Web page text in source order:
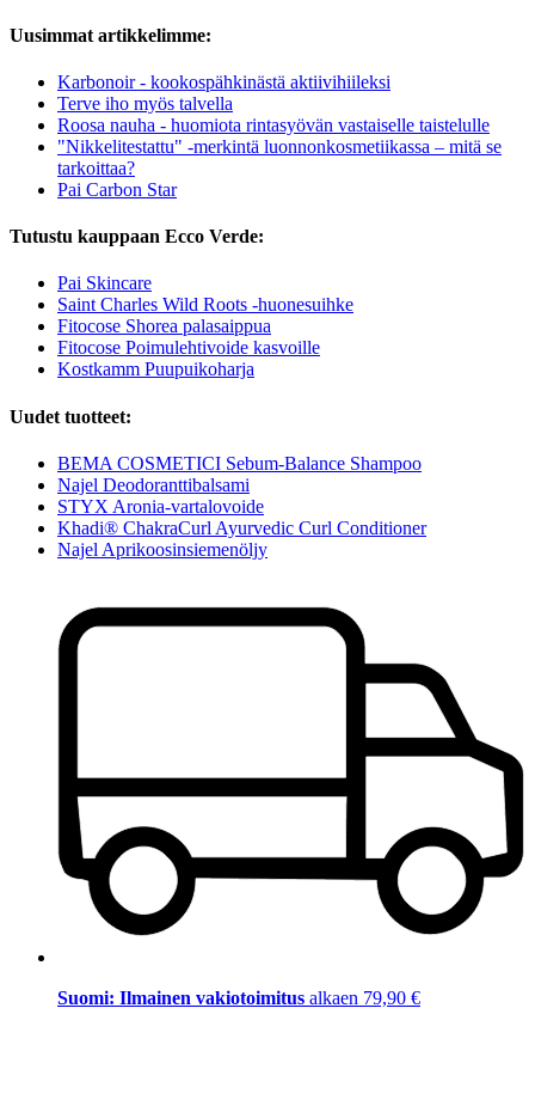
Uusimmat artikkelimme:
Karbonoir - kookospähkinästä aktiivihiileksi
Terve iho myös talvella
Roosa nauha - huomiota rintasyövän vastaiselle taistelulle
"Nikkelitestattu" -merkintä luonnonkosmetiikassa – mitä se
tarkoittaa?
Pai Carbon Star
Tutustu kauppaan Ecco Verde:
Pai Skincare
Saint Charles Wild Roots -huonesuihke
Fitocose Shorea palasaippua
Fitocose Poimulehtivoide kasvoille
Kostkamm Puupuikoharja
Uudet tuotteet:
BEMA COSMETICI Sebum-Balance Shampoo
Najel Deodoranttibalsami
STYX Aronia-vartalovoide
Khadi® ChakraCurl Ayurvedic Curl Conditioner
Najel Aprikoosinsiemenöljy
Suomi: Ilmainen vakiotoimitus alkaen 79,90 €